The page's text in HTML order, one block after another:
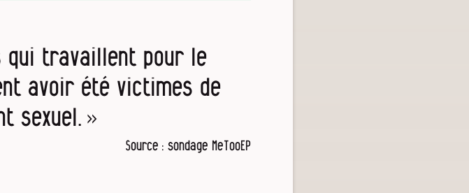
qui travaillent pour le
avoir été victimes de
sexuel. »
Source : sondage MeTooEP